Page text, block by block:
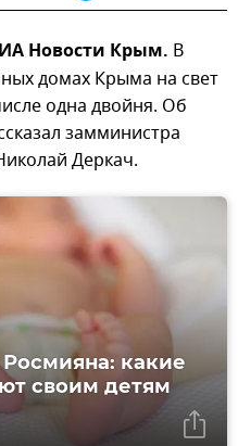
Новости Крым. В
домах Крыма на свет
одна двойня. Об
замминистра
Деркач.
какие
своим детям